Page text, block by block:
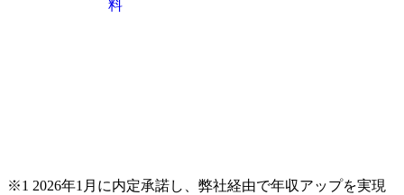
料
※1 2026年1月に内定承諾し、弊社経由で年収アップを実現